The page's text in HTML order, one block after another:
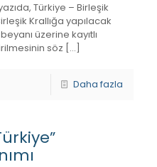
Türkiye – Birleşik
Krallığa yapılacak
üzerine kayıtlı
söz […]
Daha fazla